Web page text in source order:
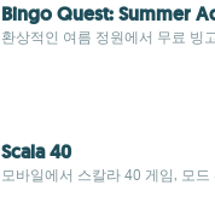
Bingo Quest: Summer
환상적인 여름 정원에서 무료 빙
Scala 40
모바일에서 스칼라 40 게임, 모드